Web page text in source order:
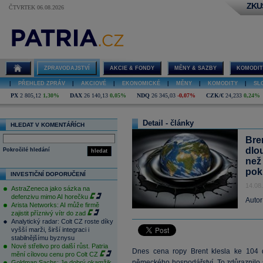
ČTVRTEK 06.08.2026
ZPRAVODAJSTVÍ AKCIE & FONDY MĚNY & SAZBY
PŘEHLED ZPRÁV AKCIOVÉ EKONOMICKÉ MĚNY KOMODITY
PX 2 805,12 1,30% DAX 26 140,13 0,05% NDQ 26 345,03 -0,07% CZK/€ 24,233 0,24%
HLEDAT V KOMENTÁŘÍCH
hledat
Pokročilé hledání
INVESTIČNÍ DOPORUČENÍ
AstraZeneca jako sázka na
defenzivu mimo AI horečku
Arista Networks: AI může firmě
zajistit příznivý vítr do zad
Analytický radar: Colt CZ roste díky
vyšší marži, širší integraci i
stabilnějšímu byznysu
Nové střelivo pro další růst. Patria
mění cílovou cenu pro Colt CZ
Detail - články
Dnes cena ropy Brent klesla ke